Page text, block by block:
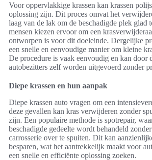
Voor oppervlakkige krassen kan krassen
oplossing zijn. Dit proces omvat het
laag van de lak om de beschadigde plek glad
mensen kiezen ervoor om een
ontworpen is voor dit doeleinde. Dergelijke
een snelle en eenvoudige manier om kleine
De procedure is vaak eenvoudig en kan door
autobezitters zelf worden uitgevoerd zonder
Diepe krassen en hun aanpak
Diepe krassen auto vragen om een
deze gevallen kan kras verwijderen zonder
zijn. Een populaire methode is spotrepair,
beschadigde gedeelte wordt behandeld
carrosserie over te spuiten. Dit kan
besparen, wat het aantrekkelijk maakt voor
een snelle en efficiënte oplossing zoeken.